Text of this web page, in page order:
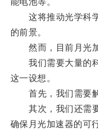
这将推动光学科学
的前景。
然而，目前月光加
我们需要大量的科
这一设想。
首先，我们需要解
其次，我们还需要
确保月光加速器的可